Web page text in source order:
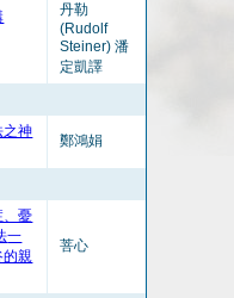
丹勒
(Rudolf
Steiner) 潘
定凱譯
之神
鄭鴻娟
、憂
一
的親
菩心